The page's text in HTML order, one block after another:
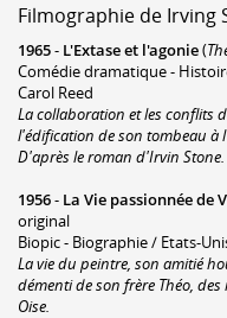
Filmographie de Irving
1965- L'Extase et l'agonie(
Comédie dramatique -
Carol Reed
La collaboration et les conflits
l'édification de son tombeau à
D'après le roman d'Irvin Stone.
1956- La Vie passionnée de
original
Biopic - Biographie / Etats-
La vie du peintre, son amitié
démenti de son frère Théo,
Oise.